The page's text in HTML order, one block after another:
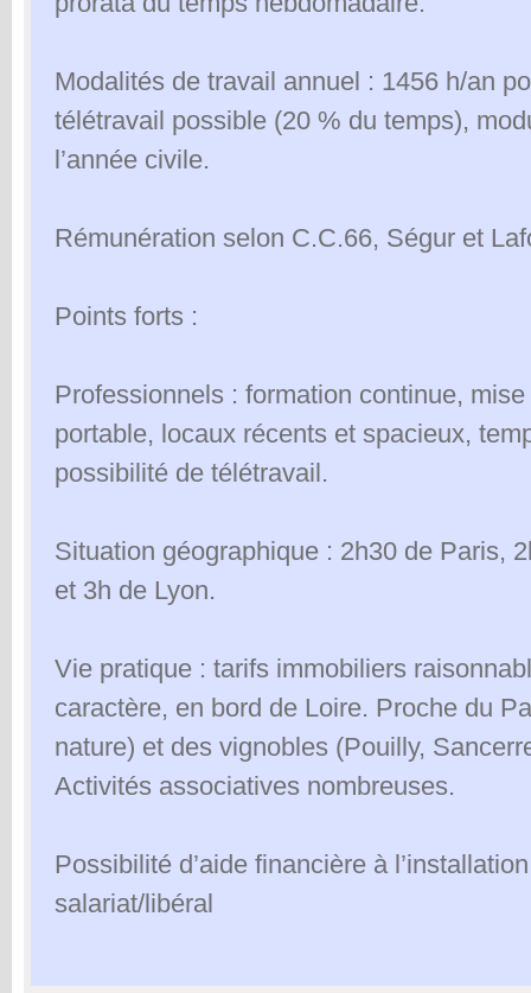
Modalités de travail annuel : 1456 h/an
télétravail possible (20 % du temps),
l’année civile.
Rémunération selon C.C.66, Ségur et
Points forts :
Professionnels : formation continue,
portable, locaux récents et spacieux,
possibilité de télétravail.
Situation géographique : 2h30 de Paris,
et 3h de Lyon.
Vie pratique : tarifs immobiliers
caractère, en bord de Loire. Proche du
nature) et des vignobles (Pouilly,
Activités associatives nombreuses.
Possibilité d’aide financière à
salariat/libéral